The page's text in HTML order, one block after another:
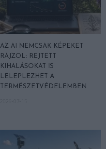
AZ AI NEMCSAK KÉPEKET
RAJZOL: REJTETT
KIHALÁSOKAT IS
LELEPLEZHET A
TERMÉSZETVÉDELEMBEN